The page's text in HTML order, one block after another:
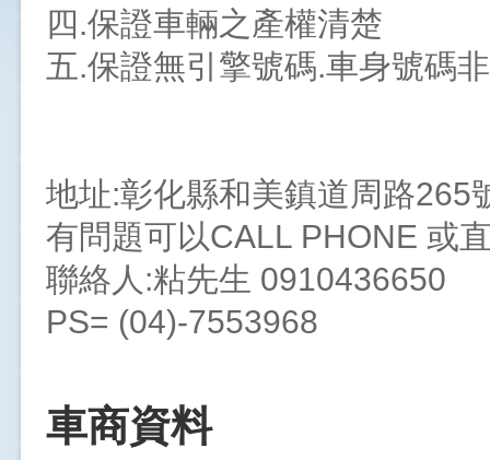
四.保證車輛之產權清楚
五.保證無引擎號碼.車身號碼
地址:彰化縣和美鎮道周路265
有問題可以CALL PHONE 或
聯絡人:粘先生 0910436650
PS= (04)-7553968
車商資料